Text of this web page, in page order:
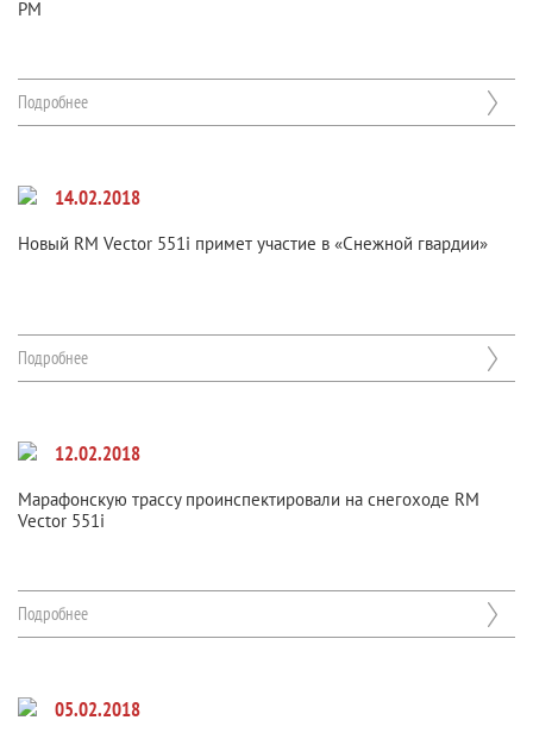
РМ
Подробнее
14.02.2018
Новый RM Vector 551i примет участие в «Снежной гвардии»
Подробнее
12.02.2018
Марафонскую трассу проинспектировали на снегоходе RM
Vector 551i
Подробнее
05.02.2018